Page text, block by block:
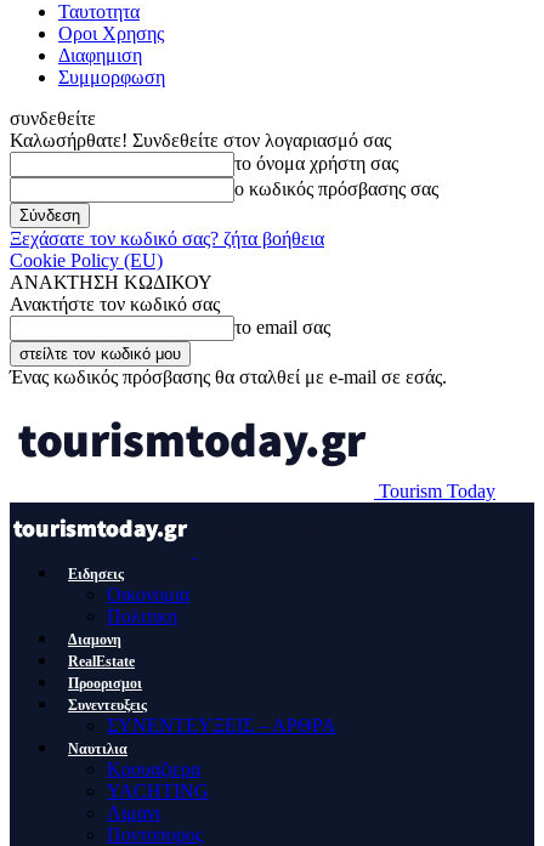
Ταυτοτητα
Οροι Χρησης
Διαφημιση
Συμμορφωση
συνδεθείτε
Καλωσήρθατε! Συνδεθείτε στον λογαριασμό σας
το όνομα χρήστη σας
ο κωδικός πρόσβασης σας
Ξεχάσατε τον κωδικό σας? ζήτα βοήθεια
Cookie Policy (EU)
ΑΝΑΚΤΗΣΗ ΚΩΔΙΚΟΥ
Ανακτήστε τον κωδικό σας
το email σας
Ένας κωδικός πρόσβασης θα σταλθεί με e-mail σε εσάς.
Tourism Today
Ειδησεις
Οικονομια
Πολιτικη
Διαμονη
RealEstate
Προορισμοι
Συνεντευξεις
ΣΥΝΕΝΤΕΥΞΕΙΣ – ΑΡΘΡΑ
Ναυτιλια
Κρουαζιερα
YACHTING
Λιμανι
Ποντοπορος